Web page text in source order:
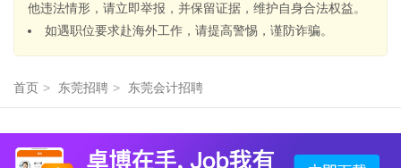
他违法情形，请立即举报，并保留证据，维护自身合法权益。
如遇职位要求赴海外工作，请提高警惕，谨防诈骗。
首页 > 东莞招聘 > 东莞会计招聘